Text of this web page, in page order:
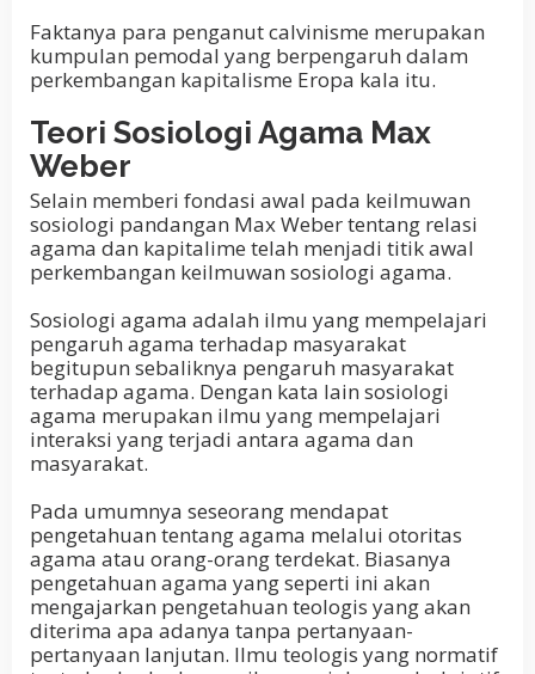
Faktanya para penganut calvinisme merupakan
kumpulan pemodal yang berpengaruh dalam
perkembangan kapitalisme Eropa kala itu.
Teori Sosiologi Agama Max
Weber
Selain memberi fondasi awal pada keilmuwan
sosiologi pandangan Max Weber tentang relasi
agama dan kapitalime telah menjadi titik awal
perkembangan keilmuwan sosiologi agama.
Sosiologi agama adalah ilmu yang mempelajari
pengaruh agama terhadap masyarakat
begitupun sebaliknya pengaruh masyarakat
terhadap agama. Dengan kata lain sosiologi
agama merupakan ilmu yang mempelajari
interaksi yang terjadi antara agama dan
masyarakat.
Pada umumnya seseorang mendapat
pengetahuan tentang agama melalui otoritas
agama atau orang-orang terdekat. Biasanya
pengetahuan agama yang seperti ini akan
mengajarkan pengetahuan teologis yang akan
diterima apa adanya tanpa pertanyaan-
pertanyaan lanjutan. Ilmu teologis yang normatif